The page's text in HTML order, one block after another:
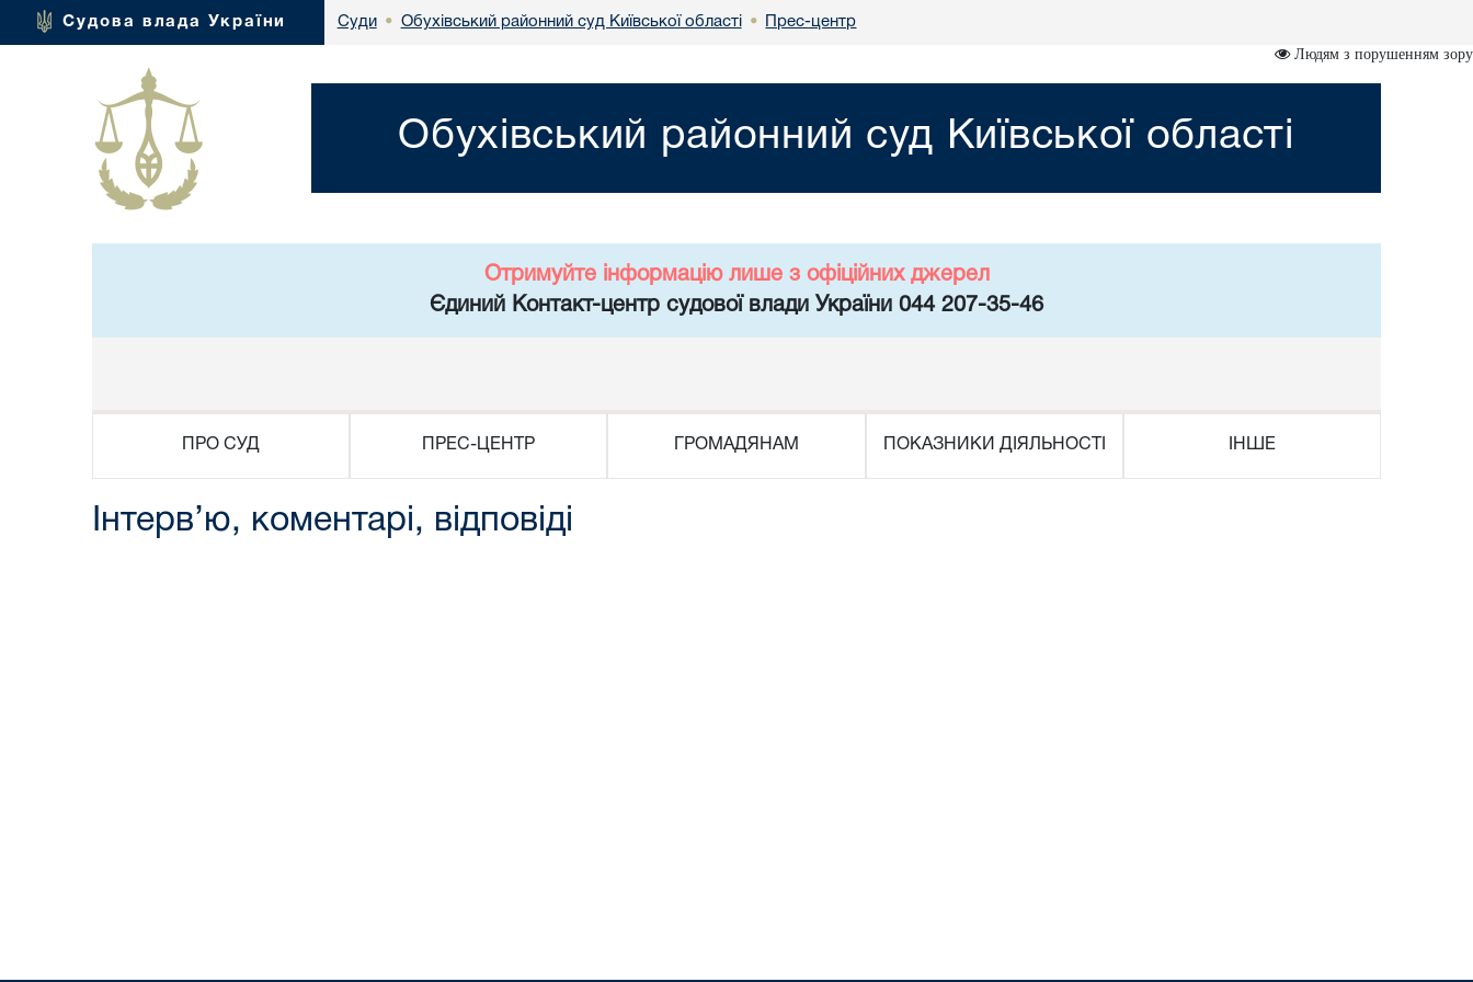
Судова влада України Суди • Обухівський районний суд Київської області • Прес-центр
Людям з порушенням зору
Обухівський районний суд Київської області
Отримуйте інформацію лише з офіційних джерел
Єдиний Контакт-центр судової влади України 044 207-35-46
ПРО СУД ПРЕС-ЦЕНТР ГРОМАДЯНАМ ПОКАЗНИКИ ДІЯЛЬНОСТІ ІНШЕ
Інтерв’ю, коментарі, відповіді